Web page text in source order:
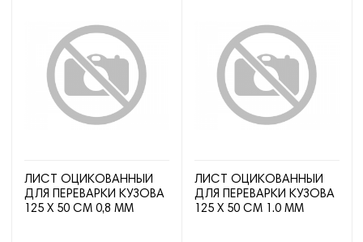
ЛИСТ ОЦИКОВАННЫЙ
ДЛЯ ПЕРЕВАРКИ КУЗОВА
125 Х 50 СМ 0,8 ММ
ЛИСТ ОЦИКОВАННЫЙ
ДЛЯ ПЕРЕВАРКИ КУЗОВА
125 Х 50 СМ 1.0 ММ